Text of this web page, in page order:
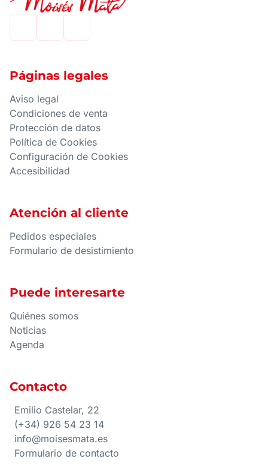
Páginas legales
Aviso legal
Condiciones de venta
Protección de datos
Política de Cookies
Configuración de Cookies
Accesibilidad
Atención al cliente
Pedidos especiales
Formulario de desistimiento
Puede interesarte
Quiénes somos
Noticias
Agenda
Contacto
Emilio Castelar, 22
(+34) 926 54 23 14
info@moisesmata.es
Formulario de contacto